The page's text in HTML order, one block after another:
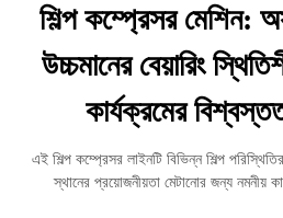
শিল্প কম্প্রেসর মেশিন:
উচ্চমানের বেয়ারিং
কার্যক্রমের
এই শিল্প কম্প্রেসর লাইনটি বিভিন্ন শিল্প
স্থানের প্রয়োজনীয়তা মেটানোর জন্য নমনীয়